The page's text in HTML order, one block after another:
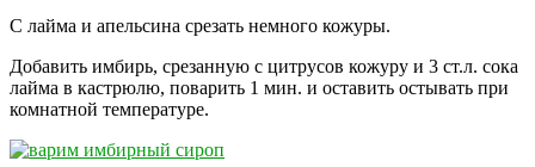
С лайма и апельсина срезать немного кожуры.
Добавить имбирь, срезанную с цитрусов кожуру и 3 ст.л. сока
лайма в кастрюлю, поварить 1 мин. и оставить остывать при
комнатной температуре.